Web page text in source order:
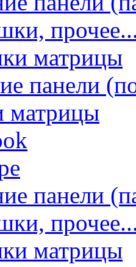
матрицы
панели
матрицы
панели
матрицы